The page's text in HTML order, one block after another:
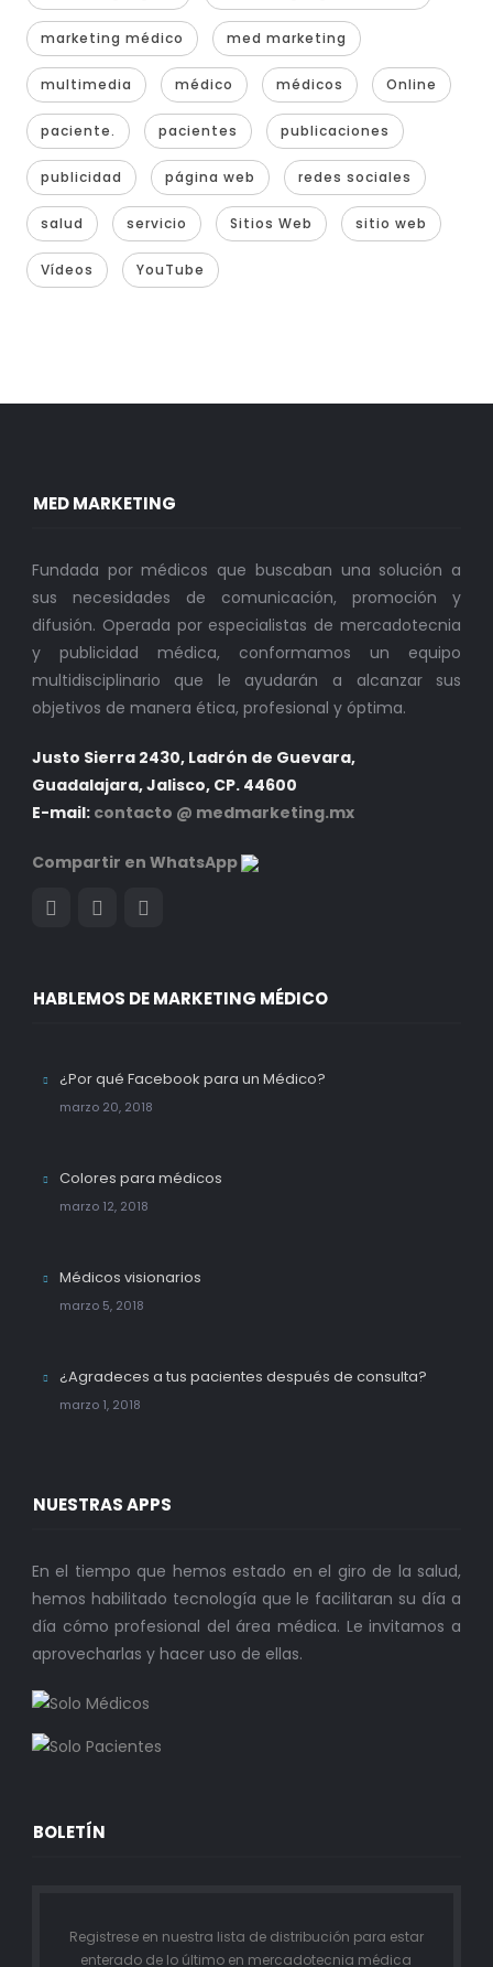
marketing médico med marketing
multimedia médico médicos Online
paciente. pacientes publicaciones
publicidad página web redes sociales
salud servicio Sitios Web sitio web
Vídeos YouTube
MED MARKETING
Fundada por médicos que buscaban una solución a
sus necesidades de comunicación, promoción y
difusión. Operada por especialistas de mercadotecnia
y publicidad médica, conformamos un equipo
multidisciplinario que le ayudarán a alcanzar sus
objetivos de manera ética, profesional y óptima.
Justo Sierra 2430, Ladrón de Guevara,
Guadalajara, Jalisco, CP. 44600
E-mail: contacto @ medmarketing.mx
Compartir en WhatsApp
HABLEMOS DE MARKETING MÉDICO
¿Por qué Facebook para un Médico?
marzo 20, 2018
Colores para médicos
marzo 12, 2018
Médicos visionarios
marzo 5, 2018
¿Agradeces a tus pacientes después de consulta?
marzo 1, 2018
NUESTRAS APPS
En el tiempo que hemos estado en el giro de la salud,
hemos habilitado tecnología que le facilitaran su día a
día cómo profesional del área médica. Le invitamos a
aprovecharlas y hacer uso de ellas.
BOLETÍN
Registrese en nuestra lista de distribución para estar
enterado de lo último en mercadotecnia médica